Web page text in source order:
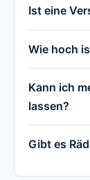
Ist eine
Wie hoch
Kann ich
lassen?
Gibt es